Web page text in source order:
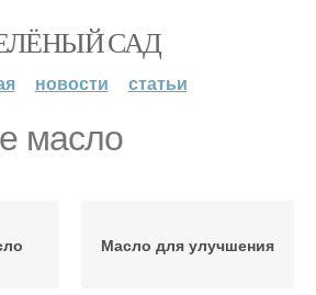
САД
новости статьи
масло
Масло для улучшения